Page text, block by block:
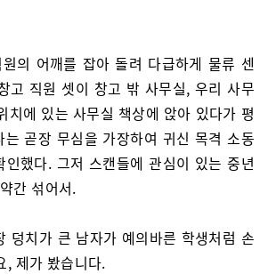
의 어깨를 잡아 돌려 다급하게 물류 센
고 직원 셋이 창고 밖 사무실, 우리 사무
치에 있는 사무실 책상에 앉아 있다가 평
는 곧장 무심을 가장하여 귀신 목격 소동
인했다. 그저 스캔들에 관심이 있는 중년
간 섞어서.
덩치가 큰 남자가 예의바른 학생처럼 손
, 제가 봤습니다.